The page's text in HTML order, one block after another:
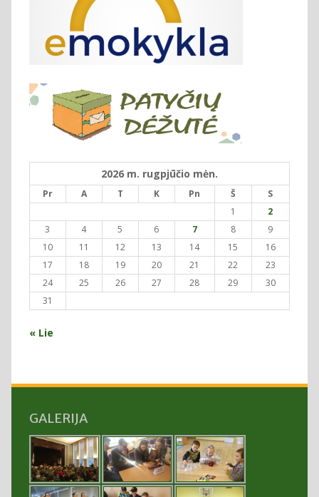
2026 m. rugpjūčio mėn.
Pr A T K Pn Š
S
1
2
3
4 5 6 7 8
9
10
11 12 13 14 15
16
17
18 19 20 21 22
23
24
25 26 27 28 29
30
31
« Lie
GALERIJA